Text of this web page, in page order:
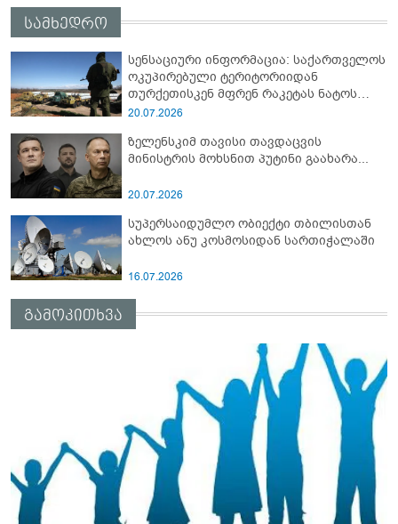
სამხედრო
სენსაციური ინფორმაცია: საქართველოს
ოკუპირებული ტერიტორიიდან
თურქეთისკენ მფრენ რაკეტას ნატოს
სამიტი კინაღამ ჩაუშლია
20.07.2026
ზელენსკიმ თავისი თავდაცვის
მინისტრის მოხსნით პუტინი გაახარა...
20.07.2026
სუპერსაიდუმლო ობიექტი თბილისთან
ახლოს ანუ კოსმოსიდან სართიჭალაში
16.07.2026
გამოკითხვა